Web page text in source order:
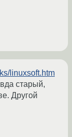
linuxsoft.htm
старый,
Другой